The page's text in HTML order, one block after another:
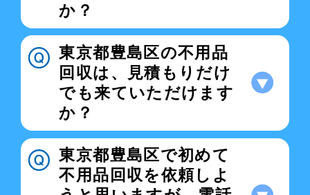
か？
東京都豊島区の不用品
回収は、見積もりだけ
でも来ていただけます
か？
東京都豊島区で初めて
不用品回収を依頼しよ